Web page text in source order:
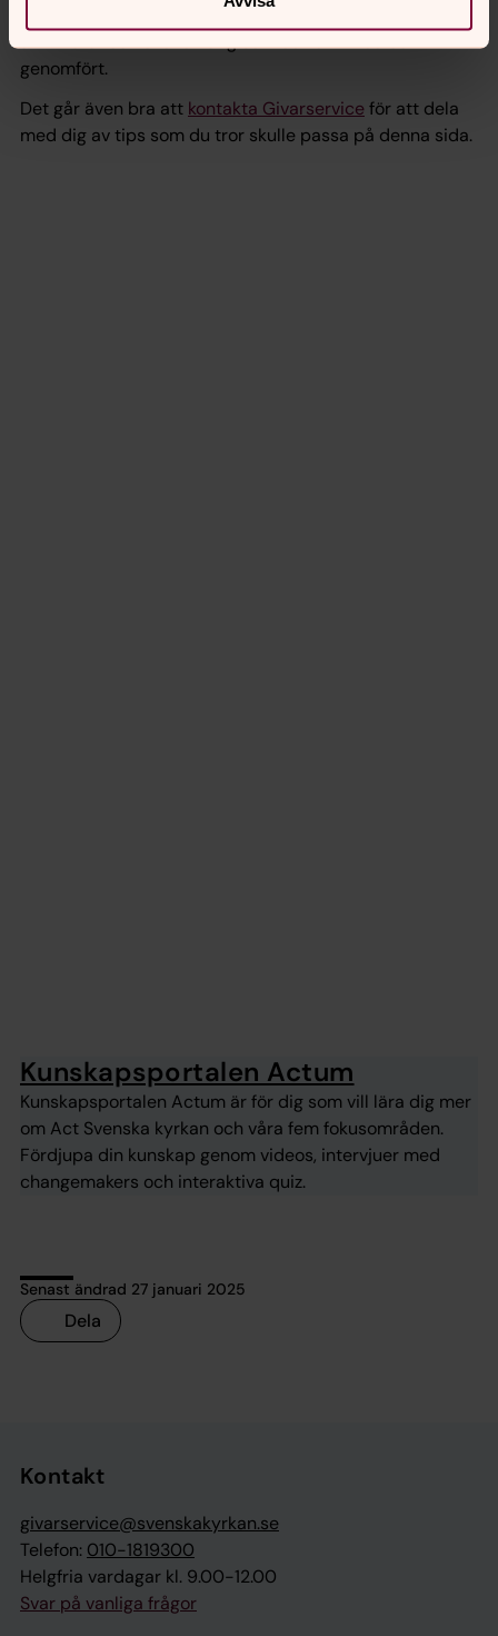
aktiviteter. Där kan du kan även dela med dig av lyckade
aktiviteter och evenemang som du varit med och
genomfört.
Det går även bra att kontakta Givarserviceför att dela
med dig av tips som du tror skulle passa på denna sida.
Kunskapsportalen Actum
Kunskapsportalen Actum är för dig som vill lära dig mer
om Act Svenska kyrkan och våra fem fokusområden.
Fördjupa din kunskap genom videos, intervjuer med
changemakers och interaktiva quiz.
Senast ändrad 27 januari 2025
Dela
Kontakt
givarservice@svenskakyrkan.se
Telefon: 010-1819300
Helgfria vardagar kl. 9.00-12.00
Svar på vanliga frågor